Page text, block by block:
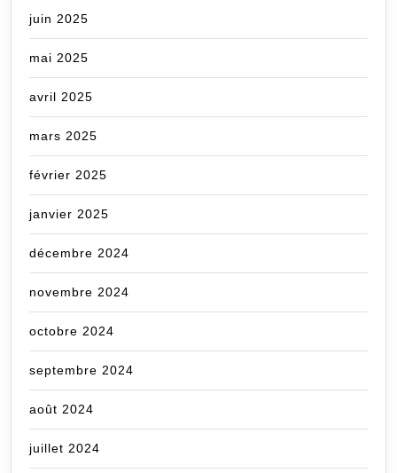
juin 2025
mai 2025
avril 2025
mars 2025
février 2025
janvier 2025
décembre 2024
novembre 2024
octobre 2024
septembre 2024
août 2024
juillet 2024